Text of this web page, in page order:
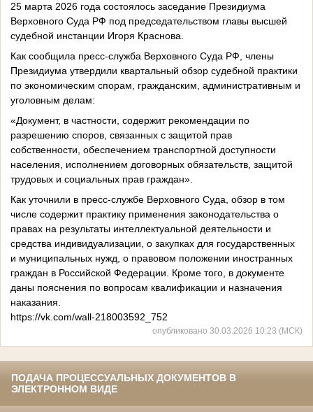
25 марта 2026 года состоялось заседание Президиума
Верховного Суда РФ под председательством главы высшей
судебной инстанции Игоря Краснова.
Как сообщила пресс-служба Верховного Суда РФ, члены
Президиума утвердили квартальный обзор судебной практики
по экономическим спорам, гражданским, административным и
уголовным делам:
«Документ, в частности, содержит рекомендации по
разрешению споров, связанных с защитой прав
собственности, обеспечением транспортной доступности
населения, исполнением договорных обязательств, защитой
трудовых и социальных прав граждан».
Как уточнили в пресс-службе Верховного Суда, обзор в том
числе содержит практику применения законодательства о
правах на результаты интеллектуальной деятельности и
средства индивидуализации, о закупках для государственных
и муниципальных нужд, о правовом положении иностранных
граждан в Российской Федерации. Кроме того, в документе
даны пояснения по вопросам квалификации и назначения
наказания.
https://vk.com/wall-218003592_752
опубликовано 30.03.2026 10:23 (МСК)
ПОДАЧА ПРОЦЕССУАЛЬНЫХ ДОКУМЕНТОВ В
ЭЛЕКТРОННОМ ВИДЕ